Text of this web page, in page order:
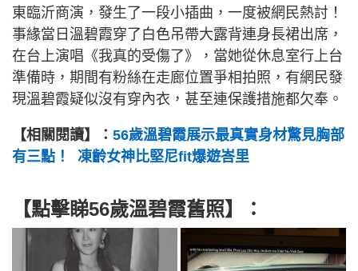
東臨沂商演，發生了一段小插曲，一度被網民熱討！
事緣當日溫碧霞穿了白色吊帶大露背連身長裙出席，
在台上演唱《我真的受傷了》，當她從休息室行上台
準備時，期間有粉絲在走廊位置爭相拍照，有網民發
現溫碧霞疑似沒有穿內衣，甚至連保護措施都欠奉。
【相關閱讀】： 56歲溫碧霞展示最真實身材驚見胸部
有三點！ 凍齡女神比堅尼fit爆遊峇里
【點擊睇56歲溫碧霞舊照】：